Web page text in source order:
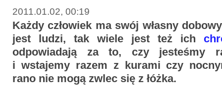
2011.01.02, 00:19
Każdy człowiek ma swój własny
jest ludzi, tak wiele jest też ich
odpowiadają za to, czy jesteśmy
i wstajemy razem z kurami czy
rano nie mogą zwlec się z łóżka.